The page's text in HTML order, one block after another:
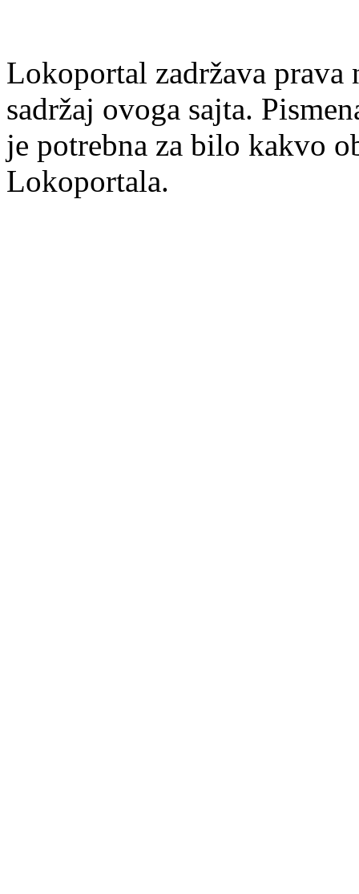
Lokoportal zadržava
sadržaj ovoga sajta.
je potrebna za bilo kakvo
Lokoportala.